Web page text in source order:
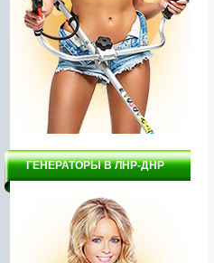
ГЕНЕРАТОРЫ В ЛНР-ДНР